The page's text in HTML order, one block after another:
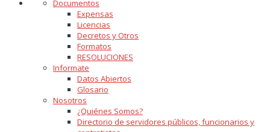
Documentos
Expensas
Licencias
Decretos y Otros
Formatos
RESOLUCIONES
Informate
Datos Abiertos
Glosario
Nosotros
¿Quiénes Somos?
Directorio de servidores públicos, funcionarios y